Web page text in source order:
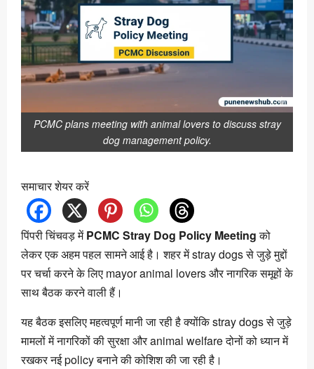
PCMC plans meeting with animal lovers to discuss stray
dog management policy.
समाचार शेयर करें
पिंपरी चिंचवड़ मेंPCMC Stray Dog Policy Meetingको
लेकर एक अहम पहल सामने आई है। शहर में stray dogs से जुड़े मुद्दों
पर चर्चा करने के लिए mayor animal lovers और नागरिक समूहों के
साथ बैठक करने वाली हैं।
यह बैठक इसलिए महत्वपूर्ण मानी जा रही है क्योंकि stray dogs से जुड़े
मामलों में नागरिकों की सुरक्षा और animal welfare दोनों को ध्यान में
रखकर नई policy बनाने की कोशिश की जा रही है।